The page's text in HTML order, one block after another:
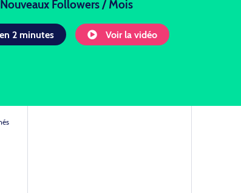
Followers / Mois
2 minutes Voir la vidéo